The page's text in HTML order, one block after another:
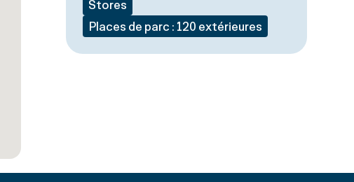
Stores
Places de parc : 120 extérieures